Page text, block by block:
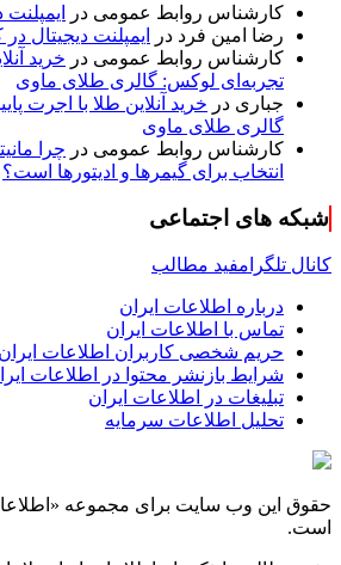
کارشناس روابط عمومی در
رضا امین فرد در
ایمپلنت دیجیتال
کارشناس روابط عمومی در خرید
تجربه‌ای لوکس: گالری طلای ماوی
جباری در خرید آنلاین طلا با اجرت
گالری طلای ماوی
کارشناس روابط عمومی در چرا
انتخاب برای گیمرها و ادیتورها است؟
شبکه های اجتماعی
کانال تلگرامفید مطالب
درباره اطلاعات ایران
تماس با اطلاعات ایران
حریم شخصی کاربران اطلاعات ایران
شرایط بازنشر محتوا در اطلاعات
تبلیغات در اطلاعات ایران
تحلیل اطلاعات سرمایه
حقوق این وب سایت برای مجموعه
است.